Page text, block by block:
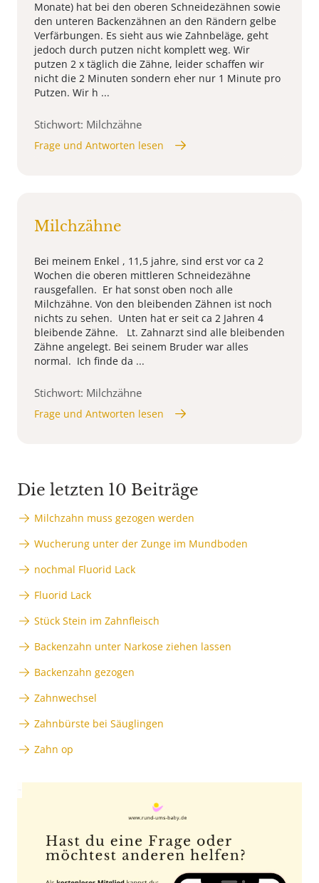
Monate) hat bei den oberen Schneidezähnen sowie
den unteren Backenzähnen an den Rändern gelbe
Verfärbungen. Es sieht aus wie Zahnbeläge, geht
jedoch durch putzen nicht komplett weg. Wir
putzen 2 x täglich die Zähne, leider schaffen wir
nicht die 2 Minuten sondern eher nur 1 Minute pro
Putzen. Wir h ...
Stichwort: Milchzähne
Frage und Antworten lesen
Milchzähne
Bei meinem Enkel , 11,5 jahre, sind erst vor ca 2
Wochen die oberen mittleren Schneidezähne
rausgefallen. Er hat sonst oben noch alle
Milchzähne. Von den bleibenden Zähnen ist noch
nichts zu sehen. Unten hat er seit ca 2 Jahren 4
bleibende Zähne. Lt. Zahnarzt sind alle bleibenden
Zähne angelegt. Bei seinem Bruder war alles
normal. Ich finde da ...
Stichwort: Milchzähne
Frage und Antworten lesen
Die letzten 10 Beiträge
Milchzahn muss gezogen werden
Wucherung unter der Zunge im Mundboden
nochmal Fluorid Lack
Fluorid Lack
Stück Stein im Zahnfleisch
Backenzahn unter Narkose ziehen lassen
Backenzahn gezogen
Zahnwechsel
Zahnbürste bei Säuglingen
Zahn op